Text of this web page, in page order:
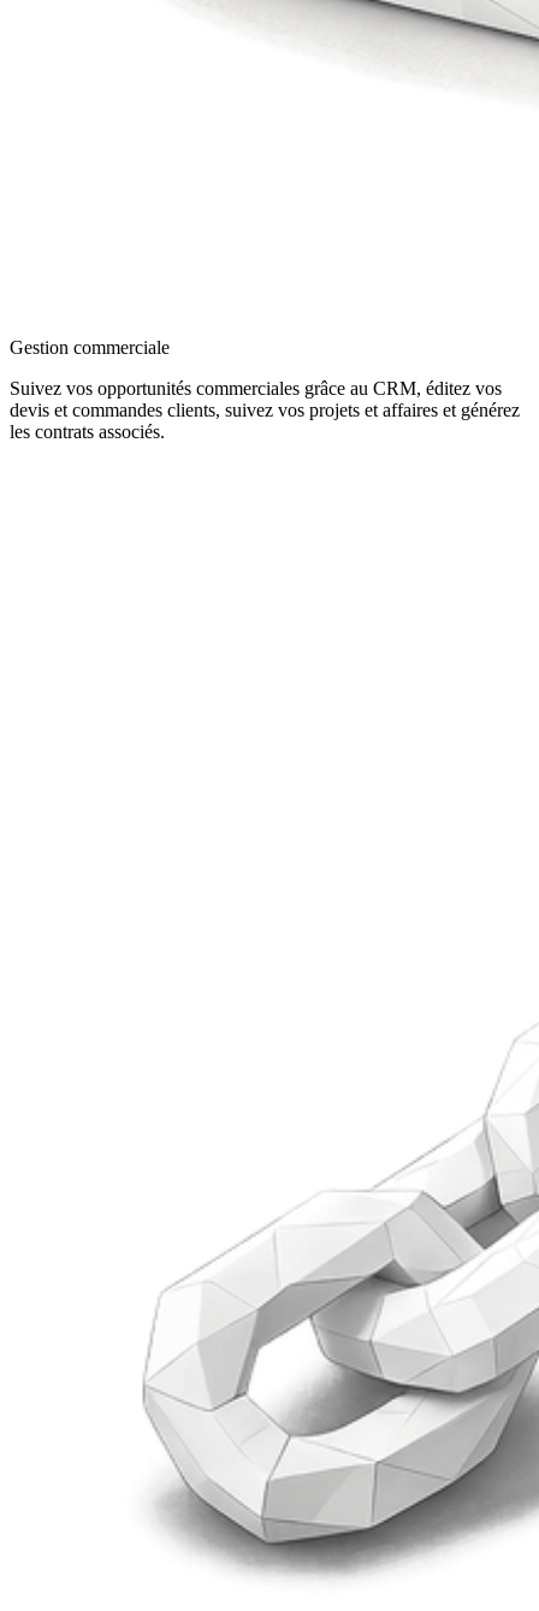
Gestion commerciale
Suivez vos opportunités commerciales grâce au CRM, éditez vos
devis et commandes clients, suivez vos projets et affaires et générez
les contrats associés.